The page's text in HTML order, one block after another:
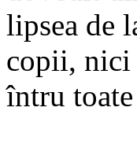
lipsea de
copii, nici
întru